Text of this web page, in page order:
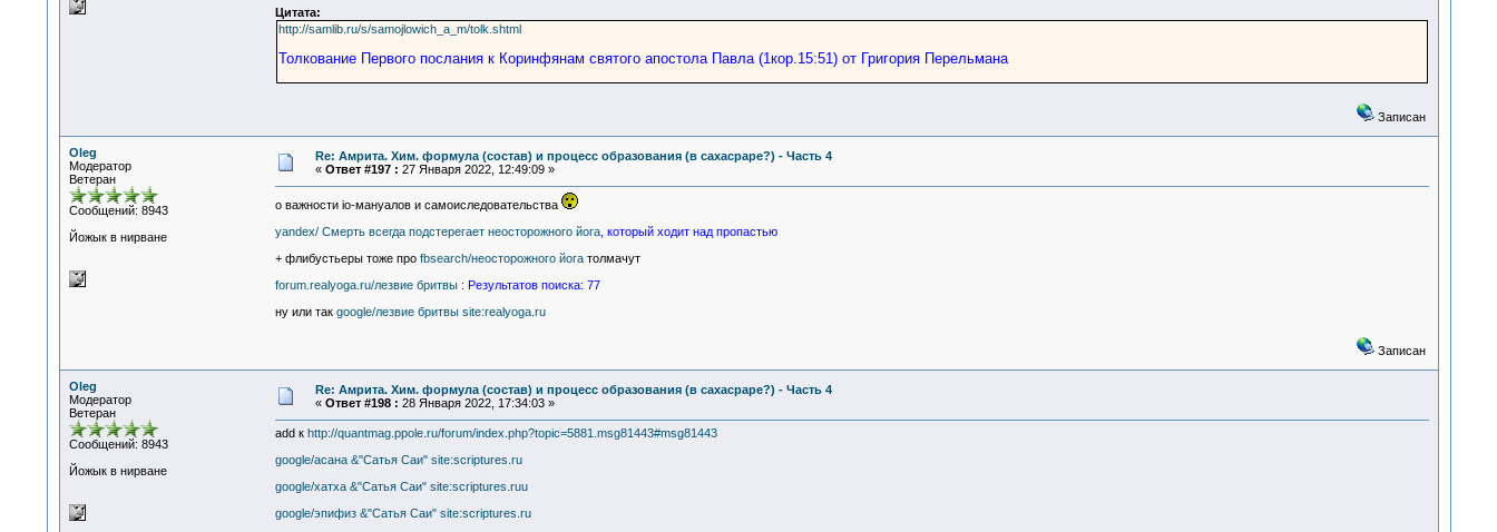
Цитата:
http://samlib.ru/s/samojlowich_a_m/tolk.shtml
Толкование Первого послания к Коринфянам святого апостола Павла (1кор.15:51) от Григория Перельмана
Записан
Oleg
Модератор
Ветеран
Сообщений: 8943
Йожык в нирване
Re: Амрита. Хим. формула (состав) и процесс образования (в сахасраре?) - Часть 4
« Ответ #197 : 27 Января 2022, 12:49:09 »
о важности io-мануалов и самоиследовательства
yandex/ Смерть всегда подстерегает неосторожного йога, который ходит над пропастью
+ флибустьеры тоже про fbsearch/неосторожного йогатолмачут
forum.realyoga.ru/лезвие бритвы : Результатов поиска: 77
ну или так google/лезвие бритвы site:realyoga.ru
Записан
Oleg
Модератор
Ветеран
Сообщений: 8943
Йожык в нирване
Re: Амрита. Хим. формула (состав) и процесс образования (в сахасраре?) - Часть 4
« Ответ #198 : 28 Января 2022, 17:34:03 »
add к http://quantmag.ppole.ru/forum/index.php?topic=5881.msg81443#msg81443
google/асана &"Сатья Саи" site:scriptures.ru
google/хатха &"Сатья Саи" site:scriptures.ruu
google/эпифиз &"Сатья Саи" site:scriptures.ru